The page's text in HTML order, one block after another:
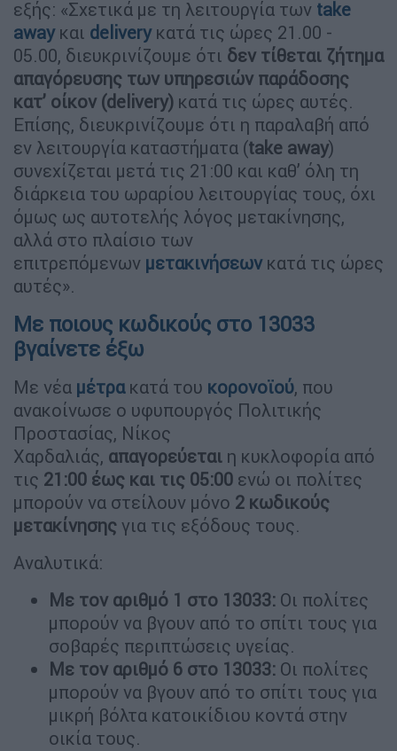
εξής: «Σχετικά με τη λειτουργία των take
awayκαι deliveryκατά τις ώρες 21.00 -
05.00, διευκρινίζουμε ότι δεν τίθεται ζήτημα
απαγόρευσης των υπηρεσιών παράδοσης
κατ’ οίκον (delivery) κατά τις ώρες αυτές.
Επίσης, διευκρινίζουμε ότι η παραλαβή από
εν λειτουργία καταστήματα (take away)
συνεχίζεται μετά τις 21:00 και καθ’ όλη τη
διάρκεια του ωραρίου λειτουργίας τους, όχι
όμως ως αυτοτελής λόγος μετακίνησης,
αλλά στο πλαίσιο των
επιτρεπόμενων μετακινήσεωνκατά τις ώρες
αυτές».
Με ποιους κωδικούς στο 13033
βγαίνετε έξω
Με νέα μέτρα κατά του κορονοϊού, που
ανακοίνωσε ο υφυπουργός Πολιτικής
Προστασίας, Νίκος
Χαρδαλιάς, απαγορεύεται η κυκλοφορία από
τις 21:00 έως και τις 05:00 ενώ οι πολίτες
μπορούν να στείλουν μόνο 2 κωδικούς
μετακίνησης για τις εξόδους τους.
Αναλυτικά:
Με τον αριθμό 1 στο 13033: Οι πολίτες
μπορούν να βγουν από το σπίτι τους για
σοβαρές περιπτώσεις υγείας.
Με τον αριθμό 6 στο 13033: Οι πολίτες
μπορούν να βγουν από το σπίτι τους για
μικρή βόλτα κατοικίδιου κοντά στην
οικία τους.